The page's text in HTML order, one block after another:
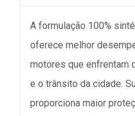
A formulação 100%
oferece melhor
motores que enfrentam
e o trânsito da cidade.
proporciona maior